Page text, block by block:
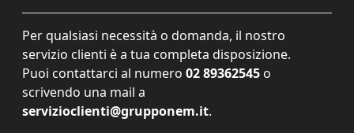
Per qualsiasi necessità o domanda, il nostro
servizio clienti è a tua completa disposizione.
Puoi contattarci al numero 02 89362545 o
scrivendo una mail a
servizioclienti@grupponem.it.